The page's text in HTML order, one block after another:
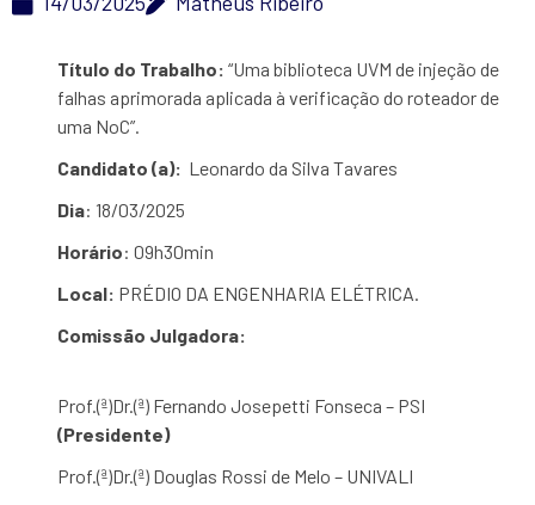
Título do Trabalho: “Uma biblioteca UVM de injeção de
falhas aprimorada aplicada à verificação do roteador de
uma NoC”.
Candidato (a): Leonardo da Silva Tavares
Dia: 18/03/2025
Horário: 09h30min
Local: PRÉDIO DA ENGENHARIA ELÉTRICA.
Comissão Julgadora:
Prof.(ª)Dr.(ª) Fernando Josepetti Fonseca – PSI
(Presidente)
Prof.(ª)Dr.(ª) Douglas Rossi de Melo – UNIVALI